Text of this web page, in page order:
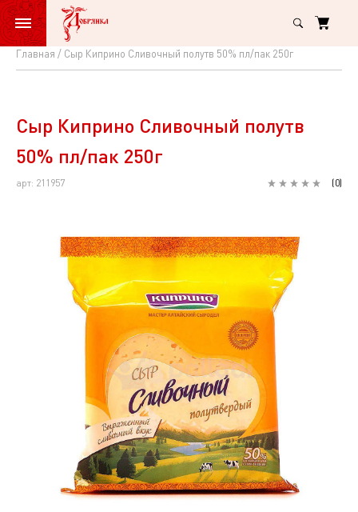
Главная Сыр Киприно Сливочный полутв 50% пл/пак 250г
Сыр
Сливочный
полутв
50%
Сыр Киприно Сливочный полутв
50% пл/пак 250г
арт: 211957 (0)